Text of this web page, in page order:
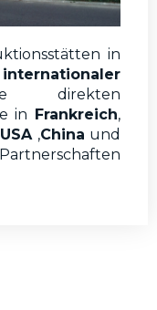
in
internationaler
direkten
in Frankreich,
,China und